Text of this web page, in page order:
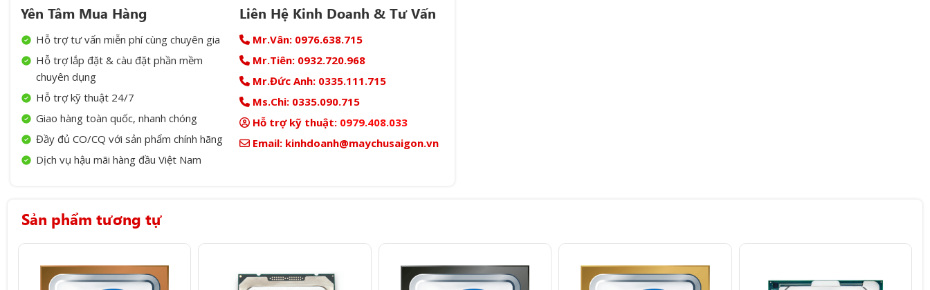
Yên Tâm Mua Hàng
Hỗ trợ tư vấn miễn phí cùng chuyên gia
Hỗ trợ lắp đặt & càu đặt phần mềm
chuyên dụng
Hỗ trợ kỹ thuật 24/7
Giao hàng toàn quốc, nhanh chóng
Đầy đủ CO/CQ với sản phẩm chính hãng
Dịch vụ hậu mãi hàng đầu Việt Nam
Liên Hệ Kinh Doanh & Tư Vấn
Mr.Vân: 0976.638.715
Mr.Tiên: 0932.720.968
Mr.Đức Anh: 0335.111.715
Ms.Chi: 0335.090.715
Hỗ trợ kỹ thuật: 0979.408.033
Email: kinhdoanh@maychusaigon.vn
Sản phẩm tương tự